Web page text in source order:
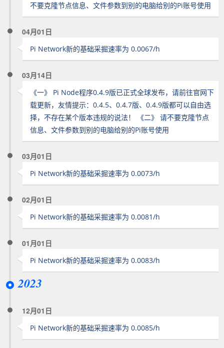
不要克隆节点信息、文件参数到别的电脑给别的Pi账号使用
04月01日
Pi Network新的基础采掘速率为 0.0067/h
03月14日
《一》 Pi Node程序0.4.9版已正式全球发布，请前往官网下
载更新，友情提示：0.4.5、0.4.7版、0.4.9版都可以自由选
择，不存在某个版本违规的说法！ 《二》 请不要克隆节点
信息、文件参数到别的电脑给别的Pi账号使用
03月01日
Pi Network新的基础采掘速率为 0.0073/h
02月01日
Pi Network新的基础采掘速率为 0.0081/h
01月01日
Pi Network新的基础采掘速率为 0.0083/h
2023
12月01日
Pi Network新的基础采掘速率为 0.0085/h